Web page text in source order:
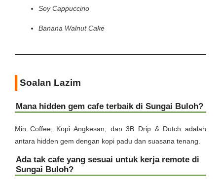
Soy Cappuccino
Banana Walnut Cake
Soalan Lazim
Mana hidden gem cafe terbaik di Sungai Buloh?
Min Coffee, Kopi Angkesan, dan 3B Drip & Dutch adalah
antara hidden gem dengan kopi padu dan suasana tenang.
Ada tak cafe yang sesuai untuk kerja remote di
Sungai Buloh?